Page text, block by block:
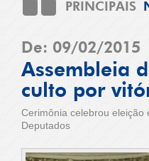
PRINCIPAIS
De: 09/02/2015
Assembleia
culto por
Cerimônia celebrou eleição
Deputados